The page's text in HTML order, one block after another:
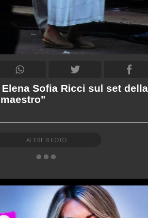
Elena Sofia Ricci sul set della
ALTRE 6 FOTO